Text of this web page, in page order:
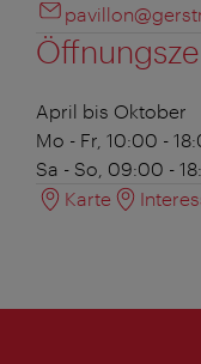
April bis Oktober
Mo - Fr, 10:00 -
Sa - So, 09:00 -
Karte